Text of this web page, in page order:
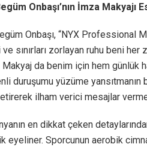
Onbaşı’nın İmza Makyajı
Onbaşı, “NYX Professional
sınırları zorlayan ruhu beni
da benim için hem günlük
duruşumu yüzüme
ilham verici mesajlar
en dikkat çeken
eyeliner. Sporcunun aerobik